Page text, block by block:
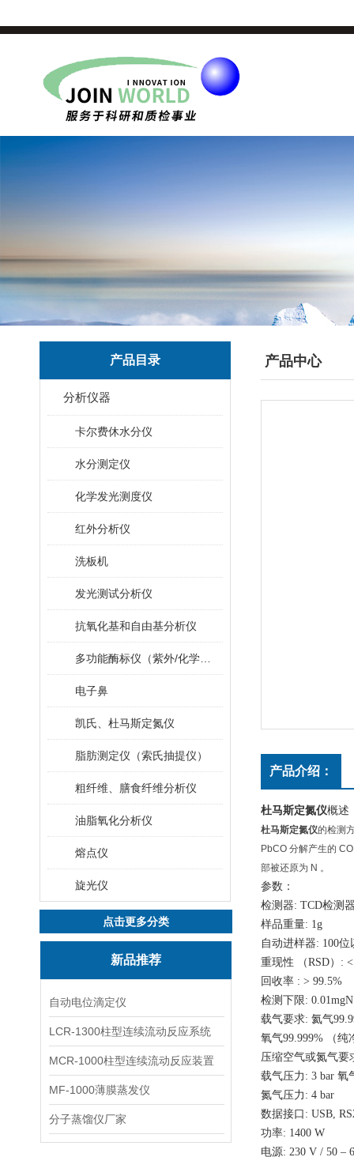
产品目录
分析仪器
卡尔费休水分仪
水分测定仪
化学发光测度仪
红外分析仪
洗板机
发光测试分析仪
抗氧化基和自由基分析仪
电子鼻
凯氏、杜马斯定氮仪
脂肪测定仪（索氏抽提仪）
粗纤维、膳食纤维分析仪
油脂氧化分析仪
熔点仪
旋光仪
点击更多分类
新品推荐
自动电位滴定仪
LCR-1300柱型连续流动反应系统
MCR-1000柱型连续流动反应装置
MF-1000薄膜蒸发仪
分子蒸馏仪厂家
产品中心
产品介绍：
杜马斯定氮仪概述
杜马斯定氮仪的检测
PbCO 分解产生的
部被还原为 N 。
参数：
检测器: TCD检测
样品重量: 1g
自动进样器: 100位
重现性 （RSD）:
回收率 : > 99.5%
检测下限: 0.01mgN
载气要求: 氦气
氧气99.999% （纯
压缩空气或氮气要
载气压力: 3 bar 氧
氮气压力: 4 bar
数据接口: USB,
功率: 1400 W
电源: 230 V / 50 –